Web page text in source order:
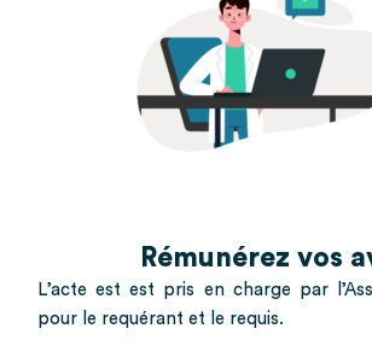
Rémunérez vos
L’acte est est pris en charge par
pour le requérant et le requis.